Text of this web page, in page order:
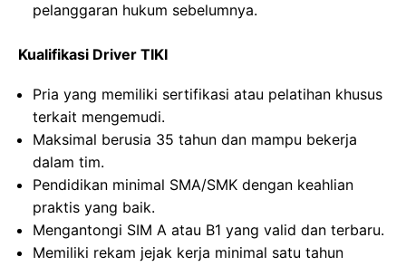
pelanggaran hukum sebelumnya.
Kualifikasi Driver TIKI
Pria yang memiliki sertifikasi atau pelatihan khusus
terkait mengemudi.
Maksimal berusia 35 tahun dan mampu bekerja
dalam tim.
Pendidikan minimal SMA/SMK dengan keahlian
praktis yang baik.
Mengantongi SIM A atau B1 yang valid dan terbaru.
Memiliki rekam jejak kerja minimal satu tahun